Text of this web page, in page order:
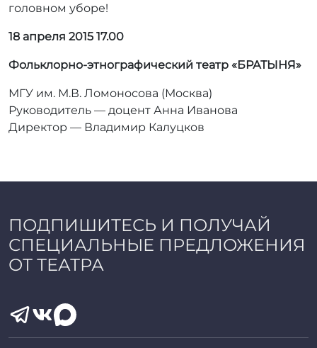
головном уборе!
18 апреля 2015 17.00
Фольклорно-этнографический театр «БРАТЫНЯ»
МГУ им. М.В. Ломоносова (Москва)
Руководитель — доцент Анна Иванова
Директор — Владимир Калуцков
ПОДПИШИТЕСЬ И ПОЛУЧАЙ
СПЕЦИАЛЬНЫЕ ПРЕДЛОЖЕНИЯ
ОТ ТЕАТРА